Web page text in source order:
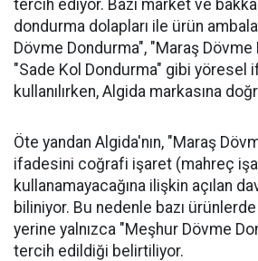
tercih ediyor. Bazı market ve
dondurma dolapları ile ürün
Dövme Dondurma", "Maraş Dövme
"Sade Kol Dondurma" gibi yöresel
kullanılırken, Algida markasına
Öte yandan Algida'nın, "Maraş
ifadesini coğrafi işaret (mahreç
kullanamayacağına ilişkin açılan
biliniyor. Bu nedenle bazı
yerine yalnızca "Meşhur Dövme
tercih edildiği belirtiliyor.